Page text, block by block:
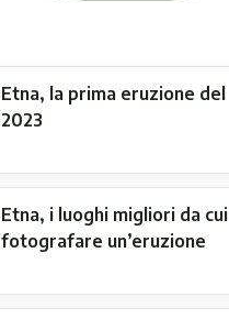
Etna, la prima eruzione del
2023
Etna, i luoghi migliori da cui
fotografare un’eruzione